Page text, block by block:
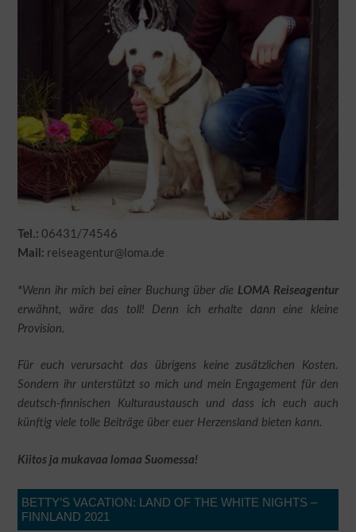
Tel.: 06431/74546
Mail: reiseagentur@loma.de
*Wenn ihr mich bei einer Buchung über die LOMA Reiseagentur
erwähnt, wäre das toll! Denn ich erhalte dann eine kleine
Provision.
Für euch verursacht das übrigens keine zusätzlichen Kosten.
Sondern ihr unterstützt so mich und mein Engagement für den
deutsch-finnischen Kulturaustausch und dass ich euch auch
künftig viele tolle Beiträge über euer Herzensland bieten kann.
Kiitos ja mukavaa lomaa Suomessa!
BETTY’S VACATION: LAND OF THE WHITE NIGHTS –
FINNLAND 2021